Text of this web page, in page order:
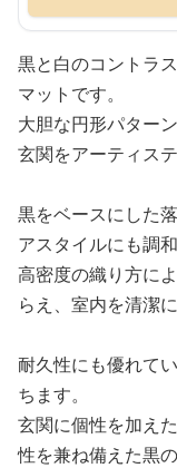
黒と白のコントラ
マットです。
大胆な円形パター
玄関をアーティス
黒をベースにした
アスタイルにも調和
高密度の織り方に
らえ、室内を清潔
耐久性にも優れて
ちます。
玄関に個性を加え
性を兼ね備えた黒